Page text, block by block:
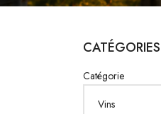
Catégorie